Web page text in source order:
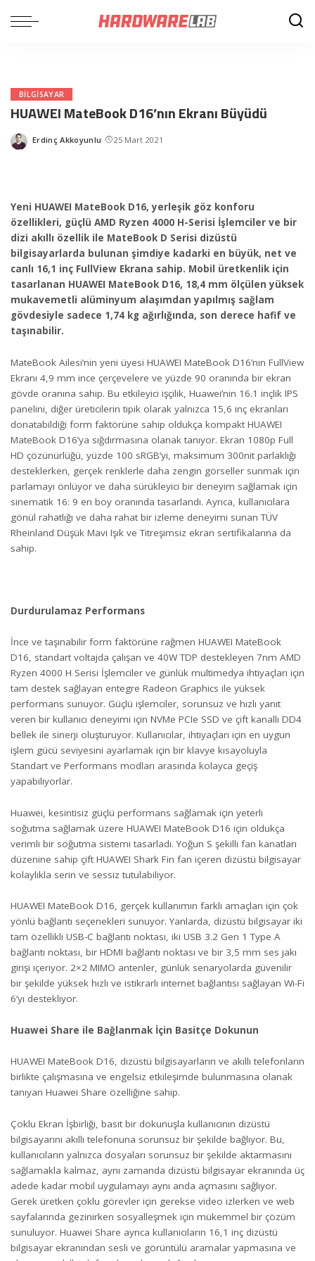
BILGISAYAR
HUAWEI MateBook D16’nın Ekranı Büyüdü
Posted
Erdinç Akkoyunlu 25 Mart 2021
Yeni HUAWEI MateBook D16, yerleşik göz konforu
özellikleri, güçlü AMD Ryzen 4000 H-Serisi İşlemciler ve bir
dizi akıllı özellik ile MateBook D Serisi dizüstü
bilgisayarlarda bulunan şimdiye kadarki en büyük, net ve
canlı 16,1 inç FullView Ekrana sahip. Mobil üretkenlik için
tasarlanan HUAWEI MateBook D16, 18,4 mm ölçülen yüksek
mukavemetli alüminyum alaşımdan yapılmış sağlam
gövdesiyle sadece 1,74 kg ağırlığında, son derece hafif ve
taşınabilir.
MateBook Ailesi’nin yeni üyesi HUAWEI MateBook D16’nın FullView
Ekranı 4,9 mm ince çerçevelere ve yüzde 90 oranında bir ekran
gövde oranına sahip. Bu etkileyici işçilik, Huawei’nin 16.1 inçlik IPS
panelini, diğer üreticilerin tipik olarak yalnızca 15,6 inç ekranları
donatabildiği form faktörüne sahip oldukça kompakt HUAWEI
MateBook D16’ya sığdırmasına olanak tanıyor. Ekran 1080p Full
HD çözünürlüğü, yüzde 100 sRGB’yi, maksimum 300nit parlaklığı
desteklerken, gerçek renklerle daha zengin görseller sunmak için
parlamayı önlüyor ve daha sürükleyici bir deneyim sağlamak için
sinematik 16: 9 en boy oranında tasarlandı. Ayrıca, kullanıcılara
gönül rahatlığı ve daha rahat bir izleme deneyimi sunan TÜV
Rheinland Düşük Mavi Işık ve Titreşimsiz ekran sertifikalarına da
sahip.
Durdurulamaz Performans
İnce ve taşınabilir form faktörüne rağmen HUAWEI MateBook
D16, standart voltajda çalışan ve 40W TDP destekleyen 7nm AMD
Ryzen 4000 H Serisi İşlemciler ve günlük multimedya ihtiyaçları için
tam destek sağlayan entegre Radeon Graphics ile yüksek
performans sunuyor. Güçlü işlemciler, sorunsuz ve hızlı yanıt
veren bir kullanıcı deneyimi için NVMe PCIe SSD ve çift kanallı DD4
bellek ile sinerji oluşturuyor. Kullanıcılar, ihtiyaçları için en uygun
işlem gücü seviyesini ayarlamak için bir klavye kısayoluyla
Standart ve Performans modları arasında kolayca geçiş
yapabiliyorlar.
Huawei, kesintisiz güçlü performans sağlamak için yeterli
soğutma sağlamak üzere HUAWEI MateBook D16 için oldukça
verimli bir soğutma sistemi tasarladı. Yoğun S şekilli fan kanatları
düzenine sahip çift HUAWEI Shark Fin fan içeren dizüstü bilgisayar
kolaylıkla serin ve sessiz tutulabiliyor.
HUAWEI MateBook D16, gerçek kullanımın farklı amaçları için çok
yönlü bağlantı seçenekleri sunuyor. Yanlarda, dizüstü bilgisayar iki
tam özellikli USB-C bağlantı noktası, iki USB 3.2 Gen 1 Type A
bağlantı noktası, bir HDMI bağlantı noktası ve bir 3,5 mm ses jakı
girişi içeriyor. 2×2 MIMO antenler, günlük senaryolarda güvenilir
bir şekilde yüksek hızlı ve istikrarlı internet bağlantısı sağlayan Wi-Fi
6’yı destekliyor.
Huawei Share ile Bağlanmak İçin Basitçe Dokunun
HUAWEI MateBook D16, dizüstü bilgisayarların ve akıllı telefonların
birlikte çalışmasına ve engelsiz etkileşimde bulunmasına olanak
tanıyan Huawei Share özelliğine sahip.
Çoklu Ekran İşbirliği, basit bir dokunuşla kullanıcının dizüstü
bilgisayarını akıllı telefonuna sorunsuz bir şekilde bağlıyor. Bu,
kullanıcıların yalnızca dosyaları sorunsuz bir şekilde aktarmasını
sağlamakla kalmaz, aynı zamanda dizüstü bilgisayar ekranında üç
adede kadar mobil uygulamayı aynı anda açmasını sağlıyor.
Gerek üretken çoklu görevler için gerekse video izlerken ve web
sayfalarında gezinirken sosyalleşmek için mükemmel bir çözüm
sunuluyor. Huawei Share ayrıca kullanıcıların 16,1 inç dizüstü
bilgisayar ekranından sesli ve görüntülü aramalar yapmasına ve